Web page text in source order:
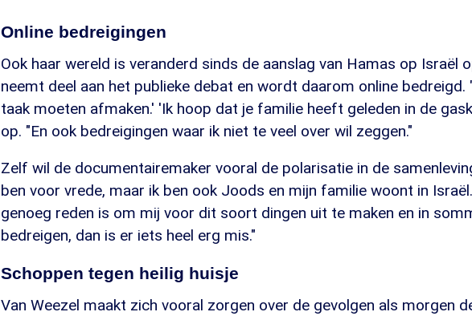
Online bedreigingen
Ook haar wereld is veranderd sinds de aanslag van Hamas op Israël
neemt deel aan het publieke debat en wordt daarom online bedreigd.
taak moeten afmaken.' 'Ik hoop dat je familie heeft geleden in de
op. "En ook bedreigingen waar ik niet te veel over wil zeggen."
Zelf wil de documentairemaker vooral de polarisatie in de
ben voor vrede, maar ik ben ook Joods en mijn familie woont in
genoeg reden is om mij voor dit soort dingen uit te maken en in
bedreigen, dan is er iets heel erg mis."
Schoppen tegen heilig huisje
Van Weezel maakt zich vooral zorgen over de gevolgen als morgen